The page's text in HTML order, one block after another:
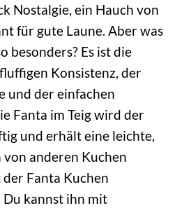
Nostalgie, ein Hauch von
für gute Laune. Aber was
besonders? Es ist die
Konsistenz, der
und der einfachen
Fanta im Teig wird der
und erhält eine leichte,
anderen Kuchen
Fanta Kuchen
kannst ihn mit